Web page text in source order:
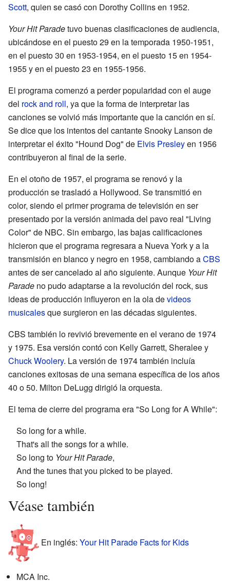
Scott, quien se casó con Dorothy Collins en 1952.
Your Hit Paradetuvo buenas clasificaciones de audiencia,
ubicándose en el puesto 29 en la temporada 1950-1951,
en el puesto 30 en 1953-1954, en el puesto 15 en 1954-
1955 y en el puesto 23 en 1955-1956.
El programa comenzó a perder popularidad con el auge
del rock and roll, ya que la forma de interpretar las
canciones se volvió más importante que la canción en sí.
Se dice que los intentos del cantante Snooky Lanson de
interpretar el éxito "Hound Dog" de Elvis Presleyen 1956
contribuyeron al final de la serie.
En el otoño de 1957, el programa se renovó y la
producción se trasladó a Hollywood. Se transmitió en
color, siendo el primer programa de televisión en ser
presentado por la versión animada del pavo real "Living
Color" de NBC. Sin embargo, las bajas calificaciones
hicieron que el programa regresara a Nueva York y a la
transmisión en blanco y negro en 1958, cambiando aCBS
antes de ser cancelado al año siguiente. Aunque Your Hit
Parade no pudo adaptarse a la revolución del rock, sus
ideas de producción influyeron en la ola devideos
musicalesque surgieron en las décadas siguientes.
CBS también lo revivió brevemente en el verano de 1974
y 1975. Esa versión contó con Kelly Garrett, Sheralee y
Chuck Woolery. La versión de 1974 también incluía
canciones exitosas de una semana específica de los años
40 o 50. Milton DeLugg dirigió la orquesta.
El tema de cierre del programa era "So Long for A While":
So long for a while.
That's all the songs for a while.
So long to Your Hit Parade,
And the tunes that you picked to be played.
So long!
Véase también
En inglés: Your Hit Parade Facts for Kids
MCA Inc.